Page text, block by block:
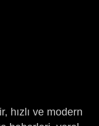
hızlı ve modern